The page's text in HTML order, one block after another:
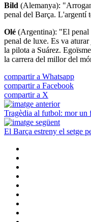
Bild (Alemanya):
penal del Barça. L'argentí
Olé (Argentina): "El penal
penal de luxe. Es va
la pilota a Suárez.
la carrera del millor del
compartir a Whatsapp
compartir a Facebook
compartir a X
Tragèdia al futbol: mor un
El Barça estreny el setge